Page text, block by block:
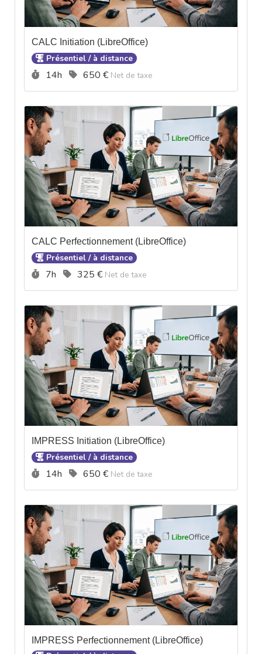
CALC Initiation (LibreOffice)
Présentiel / à distance
Durée :
14h Prix :
650 € Net de taxe
CALC Perfectionnement (LibreOffice)
Présentiel / à distance
Durée :
7h Prix :
325 € Net de taxe
IMPRESS Initiation (LibreOffice)
Présentiel / à distance
Durée :
14h Prix :
650 € Net de taxe
IMPRESS Perfectionnement (LibreOffice)